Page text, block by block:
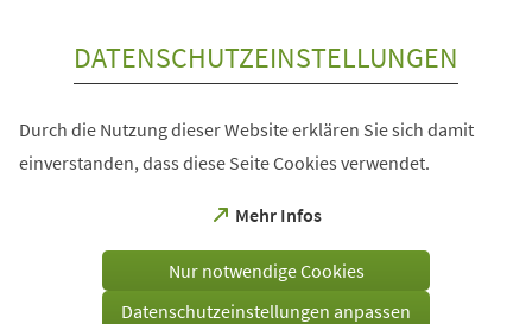
DATENSCHUTZEINSTELLUNGEN
Durch die Nutzung dieser Website erklären Sie sich damit
einverstanden, dass diese Seite Cookies verwendet.
Mehr Infos
(Öffnet
einem
Tab)
Nur notwendige Cookies
Datenschutzeinstellungen anpassen